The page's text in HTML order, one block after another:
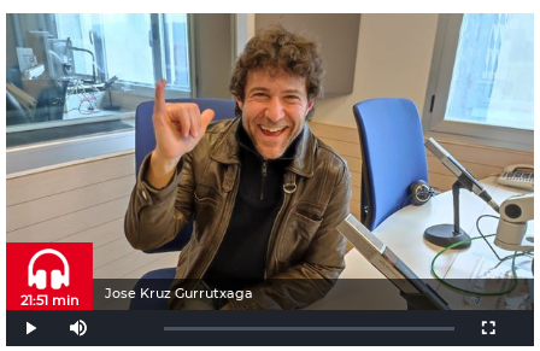
Jose Kruz Gurrutxaga
21:51 min